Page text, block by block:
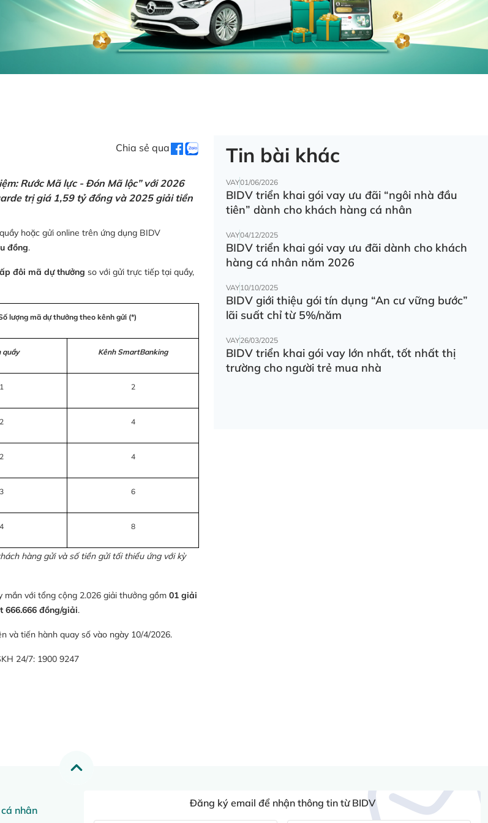
Chia sẻ qua
Rước Mã lực - Đón Mã lộc” với 2026
trị giá 1,59 tỷ đồng và 2025 giải tiền
hoặc gửi online trên ứng dụng BIDV
đồng.
đôi mã dự thưởng so với gửi trực tiếp tại quầy,
lượng mã dự thưởng theo kênh gửi (*)
quầy Kênh SmartBanking
1 2
2 4
2 4
3 6
4 8
hàng gửi và số tiền gửi tối thiểu ứng với kỳ
với tổng cộng 2.026 giải thưởng gồm 01 giải
666.666 đồng/giải.
và tiến hành quay số vào ngày 10/4/2026.
24/7: 1900 9247
Tin bài khác
VAY01/06/2026
BIDV triển khai gói vay ưu đãi “ngôi nhà đầu
tiên” dành cho khách hàng cá nhân
VAY04/12/2025
BIDV triển khai gói vay ưu đãi dành cho khách
hàng cá nhân năm 2026
VAY10/10/2025
BIDV giới thiệu gói tín dụng “An cư vững bước”
lãi suất chỉ từ 5%/năm
VAY26/03/2025
BIDV triển khai gói vay lớn nhất, tốt nhất thị
trường cho người trẻ mua nhà
nhân
Đăng ký email để nhận thông tin từ BIDV